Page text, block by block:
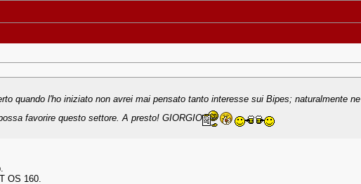
quando l'ho iniziato non avrei mai pensato tanto interesse sui Bipes; naturalmente
favorire questo settore. A presto! GIORGIO
OS 160.